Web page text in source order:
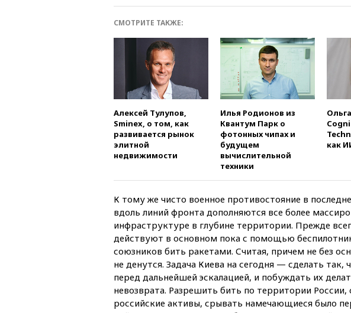
СМОТРИТЕ ТАКЖЕ:
Алексей Тулупов,
Sminex, о том, как
развивается рынок
элитной
недвижимости
Илья Родионов из
Квантум Парк о
фотонных чипах и
будущем
вычислительной
техники
как
К тому же чисто военное противостояние в
вдоль линий фронта дополняются все более
инфраструктуре в глубине территории. Прежде
действуют в основном пока с помощью
союзников бить ракетами. Считая, причем не без
не денутся. Задача Киева на сегодня — сделать
перед дальнейшей эскалацией, и побуждать их
невозврата. Разрешить бить по территории
российские активы, срывать намечающиеся было